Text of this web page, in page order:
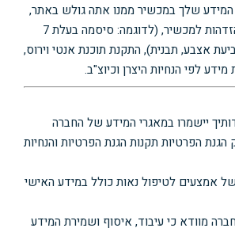
המידע שלך במכשיר ממנו אתה גולש באתר,
כגון: הגדרת אמצעי הזדהות למכשיר, (לדוגמה: סיסמה בעלת 7
אצבע, תבנית), התקנת תוכנת אנטי וירוס,
לפי הנחיות היצרן וכיוצ"ב.
יישמרו במאגרי המידע של החברה
הגנת הפרטיות תקנות הגנת הפרטיות והנחיות
אמצעים לטיפול נאות כולל במידע האישי
מוודא כי עיבוד, איסוף ושמירת המידע